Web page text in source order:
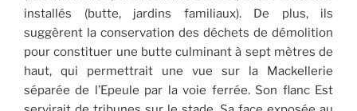
installés (butte, jardins familiaux). De plus, ils
suggèrent la conservation des déchets de démolition
pour constituer une butte culminant à sept mètres de
haut, qui permettrait une vue sur la Mackellerie
séparée de l’Epeule par la voie ferrée. Son flanc Est